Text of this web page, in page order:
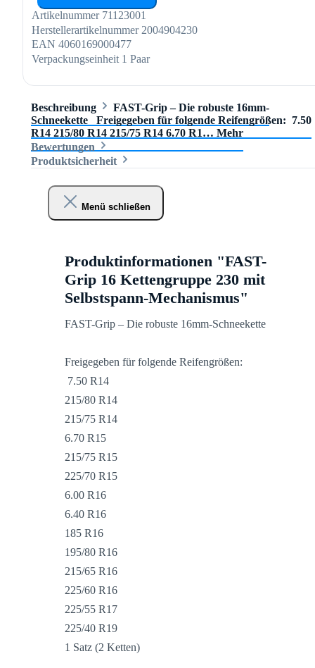
Artikelnummer 71123001
Herstellerartikelnummer 2004904230
EAN 4060169000477
Verpackungseinheit 1 Paar
Beschreibung
FAST-Grip – Die robuste 16mm-
Schneekette Freigegeben für folgende Reifengrößen: 7.50
R14 215/80 R14 215/75 R14 6.70 R1… Mehr
Bewertungen
Produktsicherheit
Menü schließen
Produktinformationen "FAST-
Grip 16 Kettengruppe 230 mit
Selbstspann-Mechanismus"
FAST-Grip – Die robuste 16mm-Schneekette
Freigegeben für folgende Reifengrößen:
7.50 R14
215/80 R14
215/75 R14
6.70 R15
215/75 R15
225/70 R15
6.00 R16
6.40 R16
185 R16
195/80 R16
215/65 R16
225/60 R16
225/55 R17
225/40 R19
1 Satz (2 Ketten)